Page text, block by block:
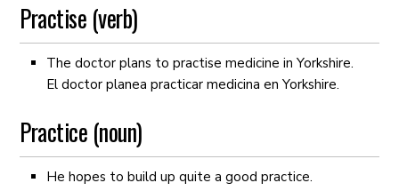
Practise (verb)
The doctor plans to practise medicine in Yorkshire.
El doctor planea practicar medicina en Yorkshire.
Practice (noun)
He hopes to build up quite a good practice.